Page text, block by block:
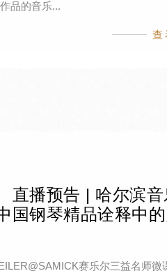
品的音乐...
查
直播预告 | 哈尔滨音
钢琴精品诠释中的
赛乐尔三益名师微